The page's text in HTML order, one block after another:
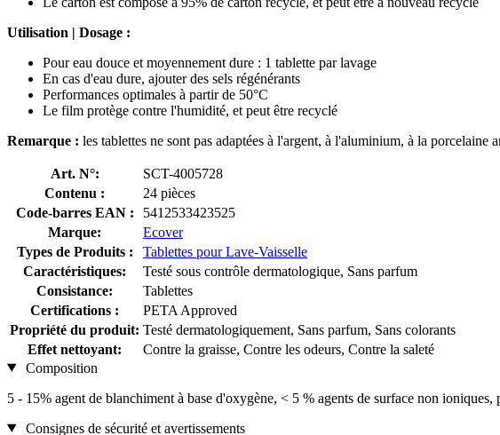
Utilisation | Dosage :
Pour eau douce et moyennement dure : 1 tablette par lavage
En cas d'eau dure, ajouter des sels régénérants
Performances optimales à partir de 50°C
Le film protège contre l'humidité, et peut être recyclé
Remarque : les tablettes ne sont pas adaptées à l'argent, à l'aluminium, à la
Art. N°:
SCT-4005728
Contenu :
24 pièces
Code-barres EAN :
5412533423525
Marque:
Ecover
Types de Produits :
Tablettes pour Lave-Vaisselle
Caractéristiques:
Testé sous contrôle dermatologique, Sans parfum
Consistance:
Tablettes
Certifications :
PETA Approved
Propriété du produit: Testé dermatologiquement, Sans parfum, Sans colorants
Effet nettoyant:
Contre la graisse, Contre les odeurs, Contre la saleté
Composition
5 - 15% agent de blanchiment à base d'oxygène, < 5 % agents de surface non
Consignes de sécurité et avertissements